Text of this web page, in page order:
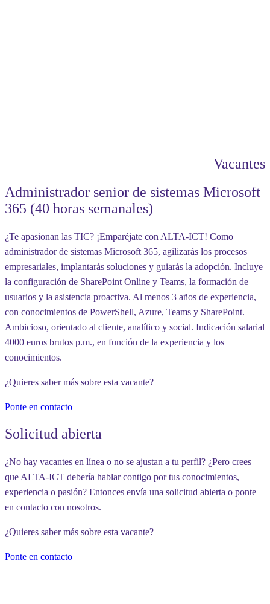
Vacantes
Administrador senior de sistemas Microsoft
365 (40 horas semanales)
¿Te apasionan las TIC? ¡Emparéjate con ALTA-ICT! Como
administrador de sistemas Microsoft 365, agilizarás los procesos
empresariales, implantarás soluciones y guiarás la adopción. Incluye
la configuración de SharePoint Online y Teams, la formación de
usuarios y la asistencia proactiva. Al menos 3 años de experiencia,
con conocimientos de PowerShell, Azure, Teams y SharePoint.
Ambicioso, orientado al cliente, analítico y social. Indicación salarial
4000 euros brutos p.m., en función de la experiencia y los
conocimientos.
¿Quieres saber más sobre esta vacante?
Ponte en contacto
Solicitud abierta
¿No hay vacantes en línea o no se ajustan a tu perfil? ¿Pero crees
que ALTA-ICT debería hablar contigo por tus conocimientos,
experiencia o pasión? Entonces envía una solicitud abierta o ponte
en contacto con nosotros.
¿Quieres saber más sobre esta vacante?
Ponte en contacto